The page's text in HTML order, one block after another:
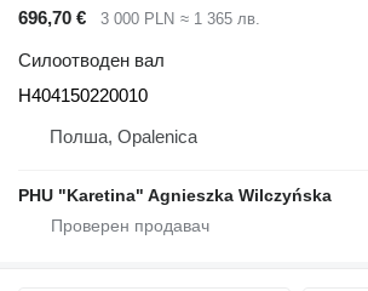
696,70 € 3 000 PLN ≈ 1 365 лв.
Силоотводен вал
H404150220010
Полша, Opalenica
PHU "Karetina" Agnieszka Wilczyńska